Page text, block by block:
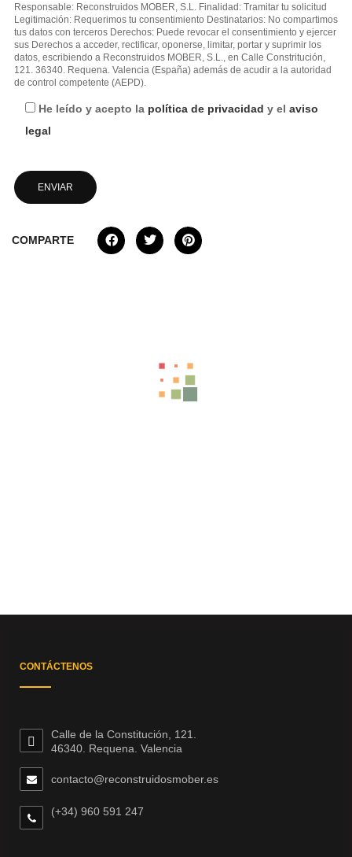
Responsable: Reconstruidos MOBER, S.L. Finalidad: Tramitar tu solicitud
Legitimación: Requerimos tu consentimiento Destinatarios: No compartimos
tus datos con terceros Derechos: Puede revocar el consentimiento y ejercer
sus Derechos a acceder, rectificar, oponerse, limitar, portar y suprimir los
datos, escribiendo a Reconstruidos MOBER, S.L., en Calle Constritución,
121. 36340. Requena. Valencia (España) además de acudir a la autoridad
de control competente (AEPD).
He leído y acepto la política de privacidad y el aviso
legal
COMPARTE
CONTÁCTENOS
Calle de la Constitución, 121.
46340. Requena. Valencia
contacto@reconstruidosmober.es
(+34) 960 591 247